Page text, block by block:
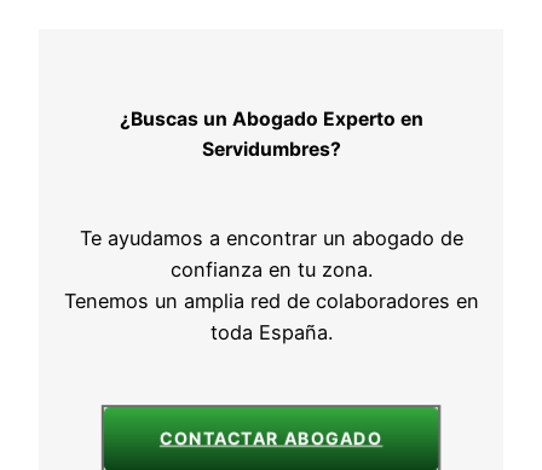
¿Buscas un Abogado Experto en
Servidumbres?
Te ayudamos a encontrar un abogado de
confianza en tu zona.
Tenemos un amplia red de colaboradores en
toda España.
CONTACTAR ABOGADO